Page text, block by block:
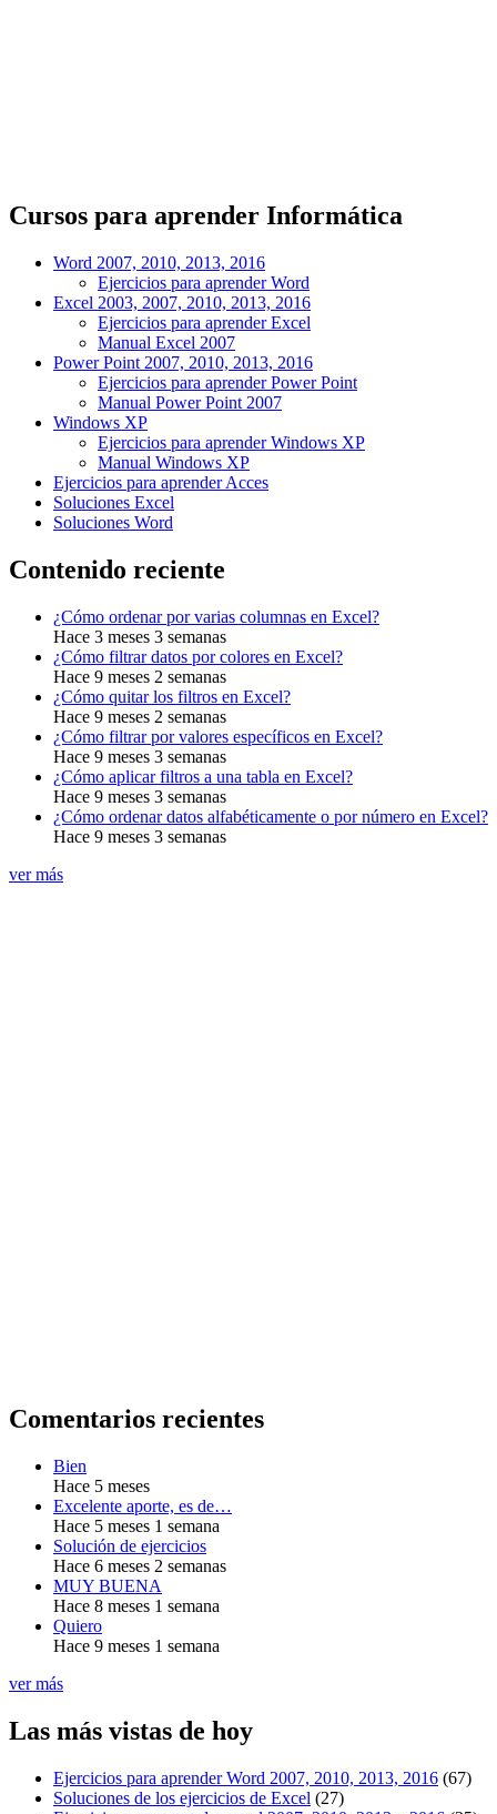
Cursos para aprender Informática
Word 2007, 2010, 2013, 2016
Ejercicios para aprender Word
Excel 2003, 2007, 2010, 2013, 2016
Ejercicios para aprender Excel
Manual Excel 2007
Power Point 2007, 2010, 2013, 2016
Ejercicios para aprender Power Point
Manual Power Point 2007
Windows XP
Ejercicios para aprender Windows XP
Manual Windows XP
Ejercicios para aprender Acces
Soluciones Excel
Soluciones Word
Contenido reciente
¿Cómo ordenar por varias columnas en Excel?
Hace 3 meses 3 semanas
¿Cómo filtrar datos por colores en Excel?
Hace 9 meses 2 semanas
¿Cómo quitar los filtros en Excel?
Hace 9 meses 2 semanas
¿Cómo filtrar por valores específicos en Excel?
Hace 9 meses 3 semanas
¿Cómo aplicar filtros a una tabla en Excel?
Hace 9 meses 3 semanas
¿Cómo ordenar datos alfabéticamente o por número en Excel?
Hace 9 meses 3 semanas
ver más
Comentarios recientes
Bien
Hace 5 meses
Excelente aporte, es de…
Hace 5 meses 1 semana
Solución de ejercicios
Hace 6 meses 2 semanas
MUY BUENA
Hace 8 meses 1 semana
Quiero
Hace 9 meses 1 semana
ver más
Las más vistas de hoy
Ejercicios para aprender Word 2007, 2010, 2013, 2016 (67)
Soluciones de los ejercicios de Excel (27)